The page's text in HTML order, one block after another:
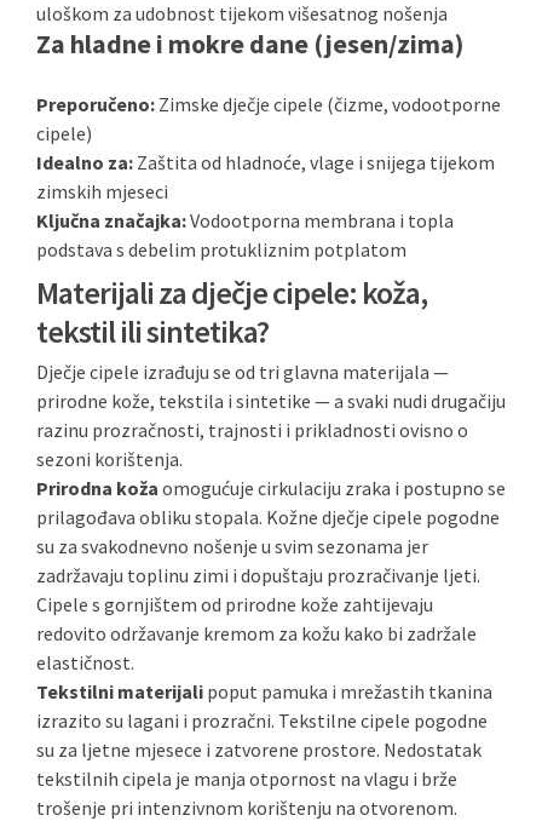
uloškom za udobnost tijekom višesatnog nošenja
Za hladne i mokre dane (jesen/zima)
Preporučeno: Zimske dječje cipele (čizme, vodootporne
cipele)
Idealno za: Zaštita od hladnoće, vlage i snijega tijekom
zimskih mjeseci
Ključna značajka:Vodootporna membrana i topla
podstava s debelim protukliznim potplatom
Materijali za dječje cipele: koža,
tekstil ili sintetika?
Dječje cipele izrađuju se od tri glavna materijala —
prirodne kože, tekstila i sintetike — a svaki nudi drugačiju
razinu prozračnosti, trajnosti i prikladnosti ovisno o
sezoni korištenja.
Prirodna koža omogućuje cirkulaciju zraka i postupno se
prilagođava obliku stopala. Kožne dječje cipele pogodne
su za svakodnevno nošenje u svim sezonama jer
zadržavaju toplinu zimi i dopuštaju prozračivanje ljeti.
Cipele s gornjištem od prirodne kože zahtijevaju
redovito održavanje kremom za kožu kako bi zadržale
elastičnost.
Tekstilni materijali poput pamuka i mrežastih tkanina
izrazito su lagani i prozračni. Tekstilne cipele pogodne
su za ljetne mjesece i zatvorene prostore. Nedostatak
tekstilnih cipela je manja otpornost na vlagu i brže
trošenje pri intenzivnom korištenju na otvorenom.